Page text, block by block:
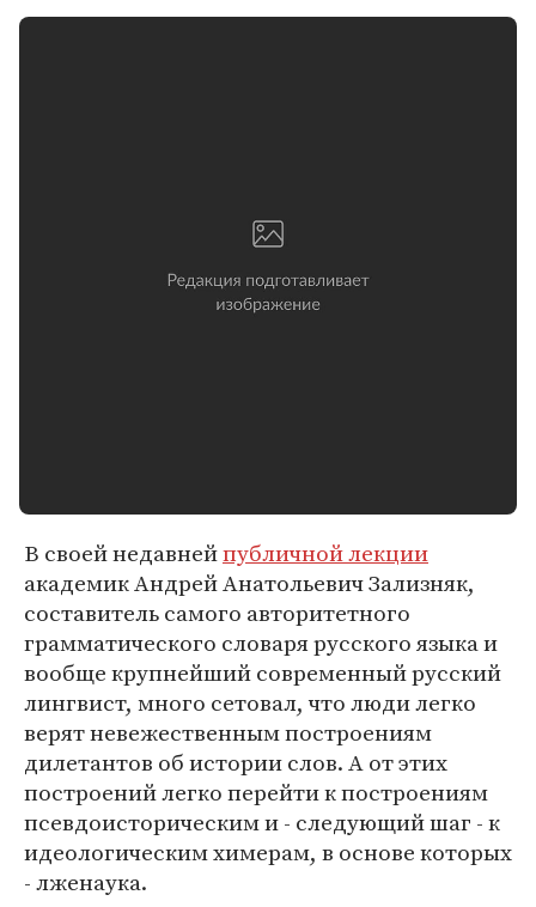
В своей недавнейпубличной лекции
академик Андрей Анатольевич Зализняк,
составитель самого авторитетного
грамматического словаря русского языка и
вообще крупнейший современный русский
лингвист, много сетовал, что люди легко
верят невежественным построениям
дилетантов об истории слов. А от этих
построений легко перейти к построениям
псевдоисторическим и - следующий шаг - к
идеологическим химерам, в основе которых
- лженаука.